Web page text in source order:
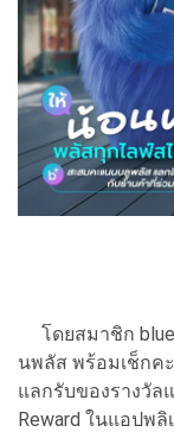
โดยสมาชิก
นพลัส พร้อมเช็กค
แลกรับของรางวัล
Reward ในแอปพ